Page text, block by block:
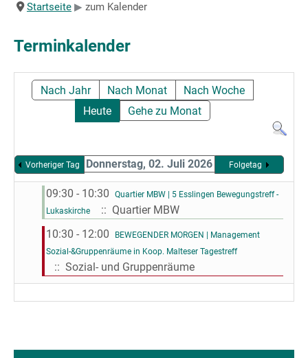
Sportpark
Startseite zum Kalender
Terminkalender
Nach Jahr Nach Monat
Nach Woche
Heute
Gehe zu Monat
Vorheriger Tag Donnerstag, 02. Juli 2026 Folgetag
09:30 - 10:30
Quartier MBW | 5 Esslingen Bewegungstreff -
Lukaskirche
:: Quartier MBW
10:30 - 12:00
BEWEGENDER MORGEN | Management
Sozial-&Gruppenräume in Koop. Malteser Tagestreff
:: Sozial- und Gruppenräume